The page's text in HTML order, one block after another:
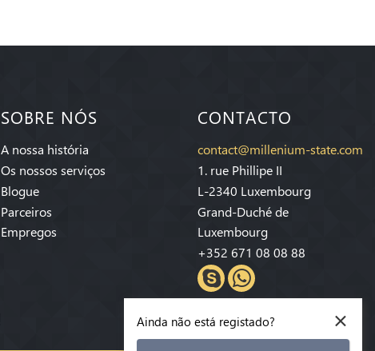
SOBRE NÓS
A nossa história
Os nossos serviços
Blogue
Parceiros
Empregos
CONTACTO
contact@millenium-state.com
1. rue Phillipe II
L-2340 Luxembourg
Grand-Duché de
Luxembourg
+352 671 08 08 88
×
Ainda não está registado?